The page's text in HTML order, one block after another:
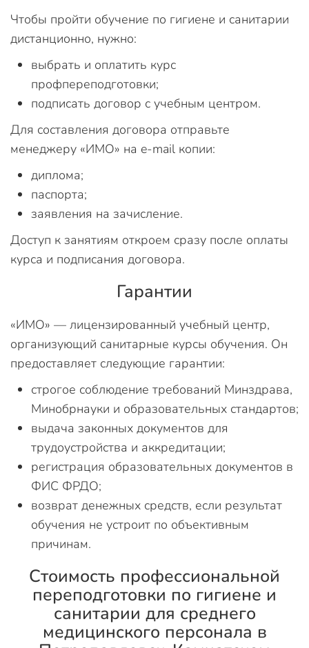
Чтобы пройти обучение по гигиене и санитарии
дистанционно, нужно:
выбрать и оплатить курс
профпереподготовки;
подписать договор с учебным центром.
Для составления договора отправьте
менеджеру «ИМО» на e-mail копии:
диплома;
паспорта;
заявления на зачисление.
Доступ к занятиям откроем сразу после оплаты
курса и подписания договора.
Гарантии
«ИМО» — лицензированный учебный центр,
организующий санитарные курсы обучения. Он
предоставляет следующие гарантии:
строгое соблюдение требований Минздрава,
Минобрнауки и образовательных стандартов;
выдача законных документов для
трудоустройства и аккредитации;
регистрация образовательных документов в
ФИС ФРДО;
возврат денежных средств, если результат
обучения не устроит по объективным
причинам.
Стоимость профессиональной
переподготовки по гигиене и
санитарии для среднего
медицинского персонала в